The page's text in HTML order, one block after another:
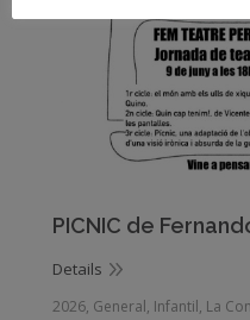
PICNIC de
Details
2026, General, Infantil, La